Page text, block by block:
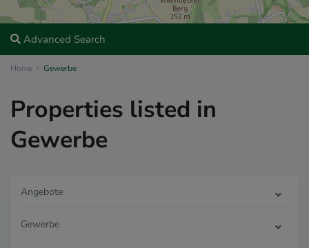
Advanced Search
Home Gewerbe
Properties listed in
Gewerbe
Angebote
Gewerbe